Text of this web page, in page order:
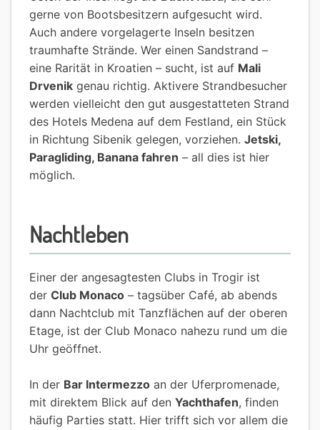
gerne von Bootsbesitzern aufgesucht wird.
Auch andere vorgelagerte Inseln besitzen
traumhafte Strände. Wer einen Sandstrand –
eine Rarität in Kroatien – sucht, ist auf Mali
Drvenik genau richtig. Aktivere Strandbesucher
werden vielleicht den gut ausgestatteten Strand
des Hotels Medena auf dem Festland, ein Stück
in Richtung Sibenik gelegen, vorziehen. Jetski,
Paragliding, Banana fahren – all dies ist hier
möglich.
Nachtleben
Einer der angesagtesten Clubs in Trogir ist
der Club Monaco – tagsüber Café, ab abends
dann Nachtclub mit Tanzflächen auf der oberen
Etage, ist der Club Monaco nahezu rund um die
Uhr geöffnet.
In der Bar Intermezzo an der Uferpromenade,
mit direktem Blick auf den Yachthafen, finden
häufig Parties statt. Hier trifft sich vor allem die